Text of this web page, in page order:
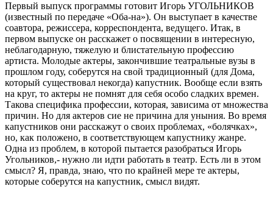
Первый выпуск программы готовит Игорь УГОЛЬНИКОВ
(известный по передаче «Оба-на»). Он выступает в качестве
соавтора, режиссера, корреспондента, ведущего. Итак, в
первом выпуске он расскажет о посвящении в интересную,
неблагодарную, тяжелую и блистательную профессию
артиста. Молодые актеры, закончившие театральные вузы в
прошлом году, соберутся на свой традиционный (для Дома,
который существовал некогда) капустник. Вообще если взять
на круг, то актеры не помнят для себя особо сладких времен.
Такова специфика профессии, которая, зависима oт множества
причин. Но для актеров сие не причина для уныния. Во время
капустников они расскажут о своих проблемах, «болячках»,
но, как положено, в соответствующем капустнику жанре.
Одна из проблем, в которой пытается разобраться Игорь
Угольников,- нужно ли идти работать в театр. Есть ли в этом
смысл? Я, правда, знаю, что по крайней мере те актеры,
которые соберутся на капустник, смысл видят.